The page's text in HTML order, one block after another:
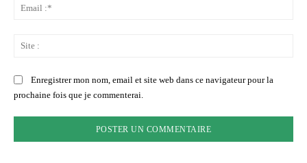
Enregistrer mon nom, email et site web dans ce navigateur pour la
prochaine fois que je commenterai.